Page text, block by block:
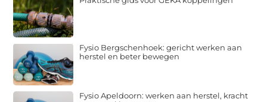
Fysio Bergschenhoek: gericht werken aan
herstel en beter bewegen
Fysio Apeldoorn: werken aan herstel, kracht